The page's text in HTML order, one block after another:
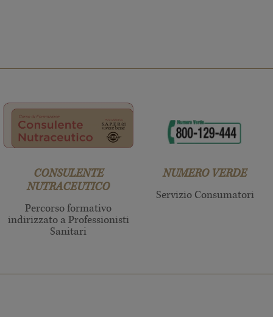
CONSULENTE
NUTRACEUTICO
Percorso formativo
indirizzato a Professionisti
Sanitari
NUMERO VERDE
Servizio Consumatori